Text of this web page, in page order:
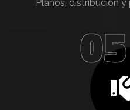
Planos, distribución
05